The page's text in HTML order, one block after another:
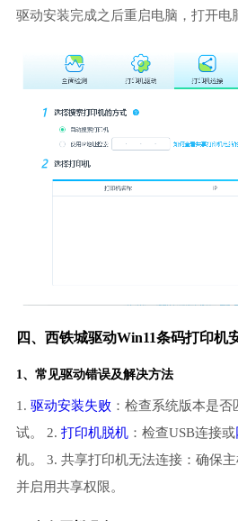
驱动安装完成之后重启电脑，打开电
四、西铁城驱动Win11条码打印机
1、常见驱动错误及解决方法
1. 驱动安装失败：检查系统版本是否
试。 2. 打印机脱机：检查USB连接或
机。 3. 共享打印机无法连接：确保
并启用共享权限。